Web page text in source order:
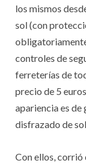
los mismos
sol (con
controles de
ferreterías de
precio de 5
apariencia es de
disfrazado de
Con ellos, corrió